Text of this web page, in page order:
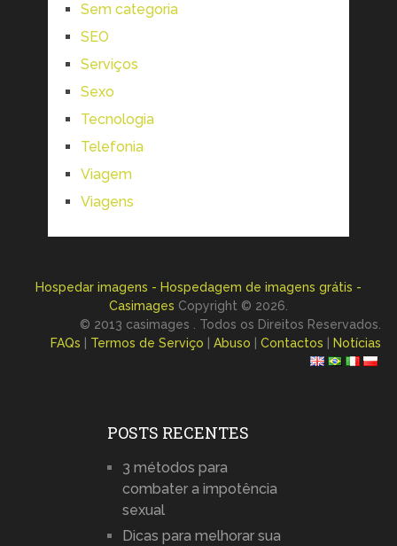
Sem categoria
SEO
Serviços
Sexo
Tecnologia
Telefonia
Viagem
Viagens
Hospedar imagens - Hospedagem de imagens grátis -
Casimages Copyright © 2026.
© 2013 casimages . Todos os Direitos Reservados.
FAQs
Termos de Serviço |Abuso |Contactos Notícias
POSTS RECENTES
3 métodos para
combater a impotência
sexual
Dicas para melhorar sua